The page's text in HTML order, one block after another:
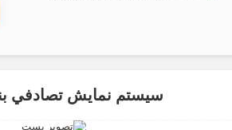
سيستم نمايش تصادفي